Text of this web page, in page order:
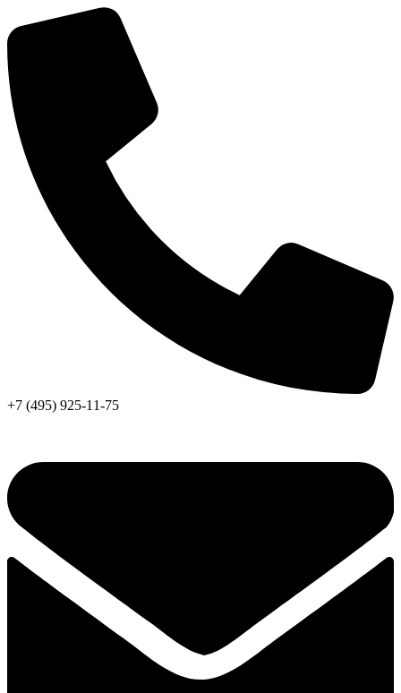
+7 (495) 925-11-75